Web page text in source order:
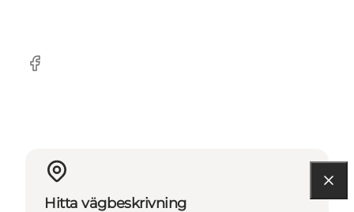
Facebook
Hitta vägbeskrivning